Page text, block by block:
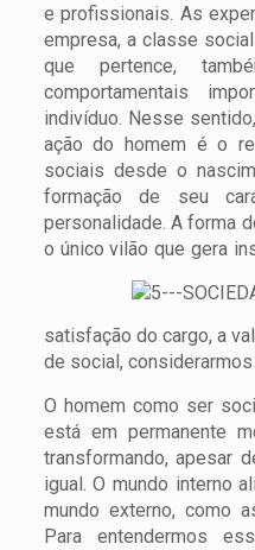
e profissionais. As
empresa, a classe
que pertence,
comportamentais
indivíduo. Nesse
ação do homem é o
sociais desde o
formação de seu
personalidade. A forma
o único vilão que gera
satisfação do cargo, a
de social,
O homem como ser
está em permanente
transformando, apesar
igual. O mundo interno
mundo externo, como
Para entendermos